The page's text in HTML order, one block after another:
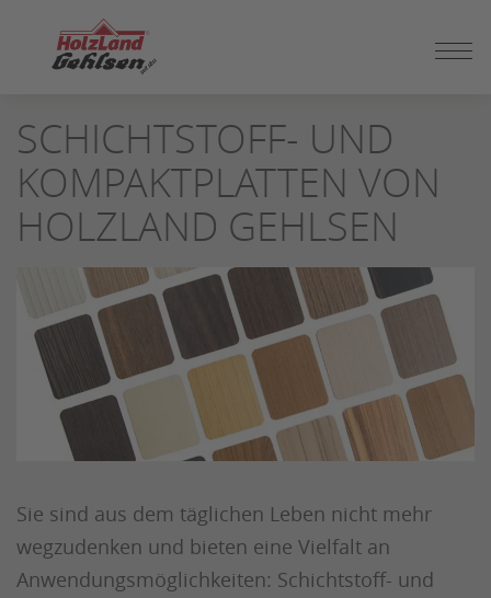
SEITENINHALT
SPRINGEN
SCHICHTSTOFF- UND
KOMPAKTPLATTEN VON
HOLZLAND GEHLSEN
Sie sind aus dem täglichen Leben nicht mehr
wegzudenken und bieten eine Vielfalt an
Anwendungsmöglichkeiten: Schichtstoff- und